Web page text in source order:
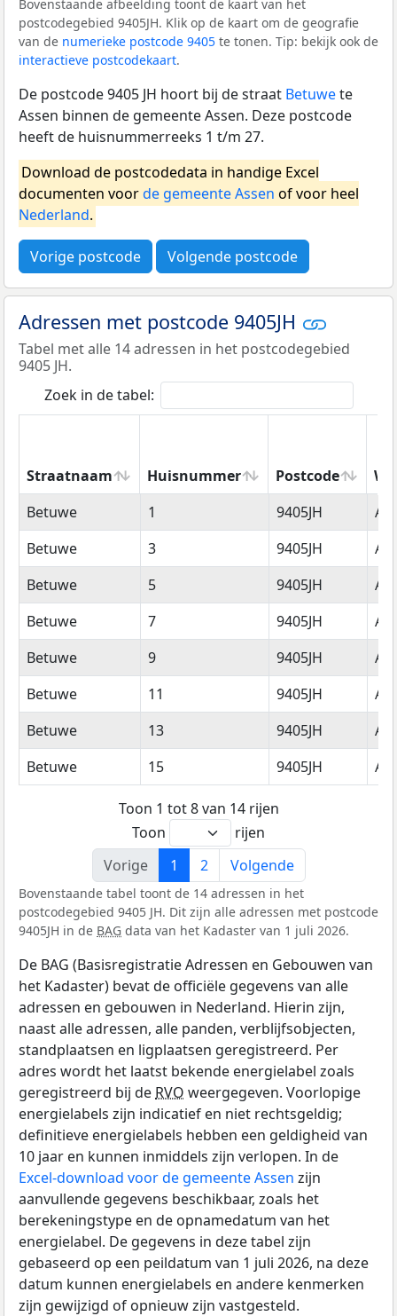
Bovenstaande afbeelding toont de kaart van het
postcodegebied 9405JH. Klik op de kaart om de geografie
van de numerieke postcode 9405 te tonen. Tip: bekijk ook de
interactieve postcodekaart.
De postcode 9405 JH hoort bij de straat Betuwete
Assen binnen de gemeente Assen. Deze postcode
heeft de huisnummerreeks 1 t/m 27.
Download de postcodedata in handige Excel
documenten voorde gemeente Assen of voor heel
Nederland.
Vorige postcode Volgende postcode
Adressen met postcode 9405JH
Tabel met alle 14 adressen in het postcodegebied
9405 JH.
Zoek in de tabel:
Straatnaam Huisnummer Postcode
Straatnaam
Huisnummer Postcode
Betuwe 1 9405JH
Betuwe
3 9405JH
Betuwe
5 9405JH
Betuwe
7 9405JH
Betuwe
9 9405JH
Betuwe
11 9405JH
Betuwe
13 9405JH
Betuwe
15 9405JH
Toon 1 tot 8 van 14 rijen
Toon
rijen
Vorige
1 2 Volgende
Bovenstaande tabel toont de 14 adressen in het
postcodegebied 9405 JH. Dit zijn alle adressen met postcode
9405JH in de BAG data van het Kadaster van 1 juli 2026.
De BAG (Basisregistratie Adressen en Gebouwen van
het Kadaster) bevat de officiële gegevens van alle
adressen en gebouwen in Nederland. Hierin zijn,
naast alle adressen, alle panden, verblijfsobjecten,
standplaatsen en ligplaatsen geregistreerd. Per
adres wordt het laatst bekende energielabel zoals
geregistreerd bij de RVO weergegeven. Voorlopige
energielabels zijn indicatief en niet rechtsgeldig;
definitieve energielabels hebben een geldigheid van
10 jaar en kunnen inmiddels zijn verlopen. In de
Excel-download voor de gemeente Assen zijn
aanvullende gegevens beschikbaar, zoals het
berekeningstype en de opnamedatum van het
energielabel. De gegevens in deze tabel zijn
gebaseerd op een peildatum van 1 juli 2026, na deze
datum kunnen energielabels en andere kenmerken
zijn gewijzigd of opnieuw zijn vastgesteld.